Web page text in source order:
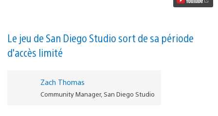
juillet
!
Le jeu de San Diego Studio sort de sa période
d'accès limité
Zach Thomas
Community Manager, San Diego Studio